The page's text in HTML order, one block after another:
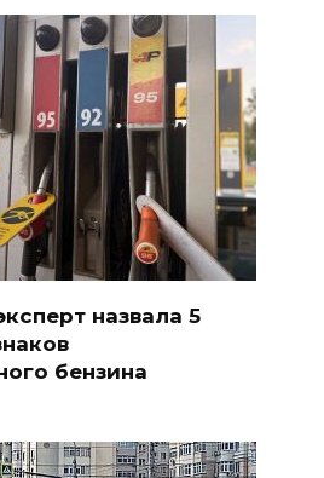
назвала 5
бензина